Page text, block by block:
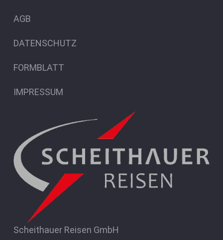
AGB
DATENSCHUTZ
FORMBLATT
IMPRESSUM
Scheithauer Reisen GmbH